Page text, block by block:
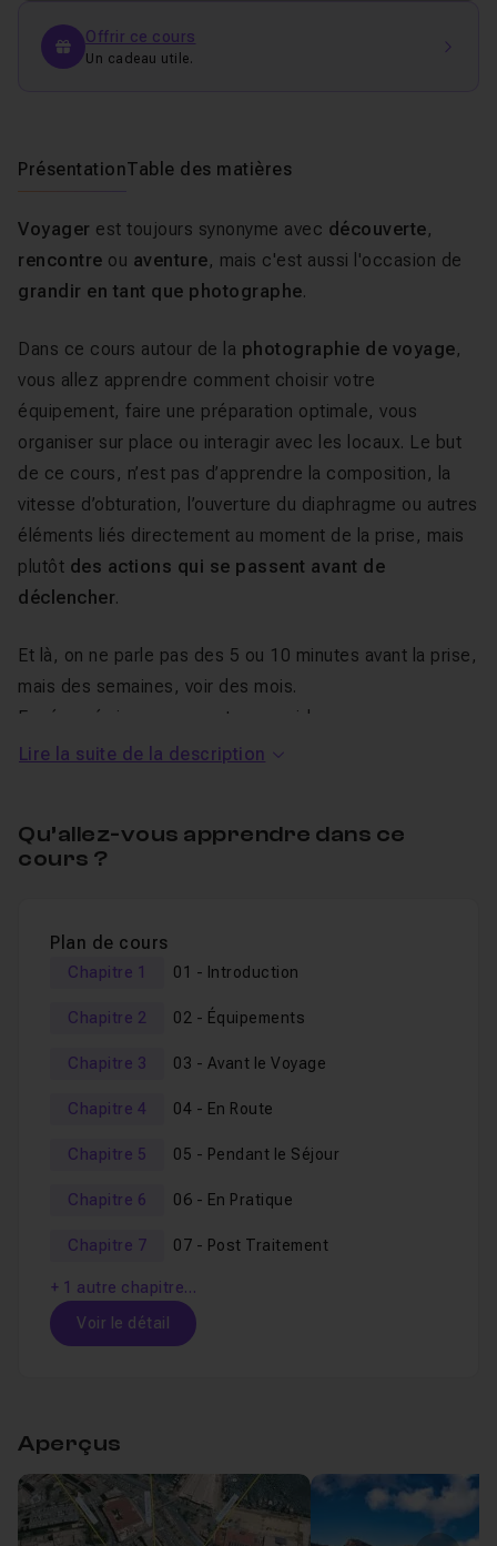
Offrir ce cours
Un cadeau utile.
PrésentationTable des matières
Voyager est toujours synonyme avec découverte,
rencontre ou aventure, mais c'est aussi l'occasion de
grandir en tant que photographe.
Dans ce cours autour de la photographie de voyage,
vous allez apprendre comment choisir votre
équipement, faire une préparation optimale, vous
organiser sur place ou interagir avec les locaux. Le but
de ce cours, n’est pas d’apprendre la composition, la
vitesse d’obturation, l’ouverture du diaphragme ou autres
éléments liés directement au moment de la prise, mais
plutôt des actions qui se passent avant de
déclencher.
Et là, on ne parle pas des 5 ou 10 minutes avant la prise,
mais des semaines, voir des mois.
En résumé, je vous apporte mon aide pour vous
démarquer dans ce monde rempli de photographes.
formation maîtriser laphoto
Après l’introduction
nécessaire pour ce type de photo, puis un sujet très
important, commentse préparer avant le voyage
vos actions surplace
, puis on appliquera ce
qu’on à appris avec un mandat que j’ai accepté pour
Et finalement, comme bonus, je partage avec vous mon
Lire la suite de la description
Qu’allez-vous apprendre dans ce
cours ?
Plan de cours
Chapitre 1 01 - Introduction
Chapitre 2 02 - Équipements
Chapitre 3 03 - Avant le Voyage
Chapitre 4 04 - En Route
Chapitre 5 05 - Pendant le Séjour
Chapitre 6 06 - En Pratique
Chapitre 7 07 - Post Traitement
+ 1 autre chapitre…
Voir le détail
Leçon 1 Présentation Voir
Aperçus